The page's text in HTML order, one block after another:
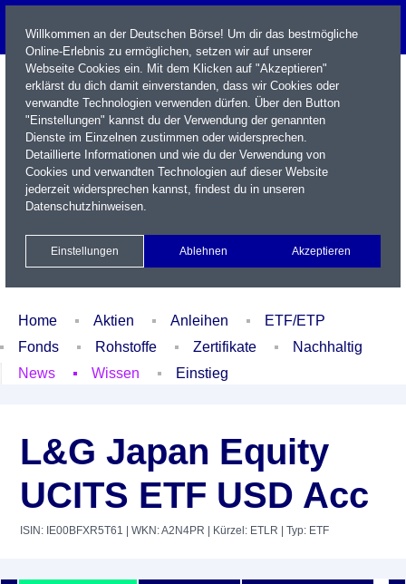
Name / WKN / ISIN / Kürzel
Xetra Realtime
Watchlist Portfolio Login
Home Aktien Anleihen
ETF/ETP
Fonds
Rohstoffe Zertifikate
Nachhaltig
News
Wissen Einstieg
L&G Japan Equity
UCITS ETF USD Acc
ISIN: IE00BFXR5T61 | WKN: A2N4PR | Kürzel: ETLR | Typ: ETF
Willkommen an der Deutschen Börse! Um dir das bestmögliche
Online-Erlebnis zu ermöglichen, setzen wir auf unserer
Webseite Cookies ein. Mit dem Klicken auf "Akzeptieren"
erklärst du dich damit einverstanden, dass wir Cookies oder
verwandte Technologien verwenden dürfen. Über den Button
"Einstellungen" kannst du der Verwendung der genannten
Dienste im Einzelnen zustimmen oder widersprechen.
Detaillierte Informationen und wie du der Verwendung von
Cookies und verwandten Technologien auf dieser Website
jederzeit widersprechen kannst, findest du in unseren
Datenschutzhinweisen.
Einstellungen Ablehnen Akzeptieren